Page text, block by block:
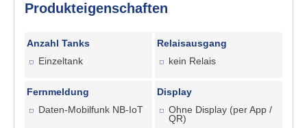
Produkteigenschaften
Anzahl Tanks
Einzeltank
Relaisausgang
kein Relais
Fernmeldung
Daten-Mobilfunk NB-IoT
Display
Ohne Display (per App /
QR)